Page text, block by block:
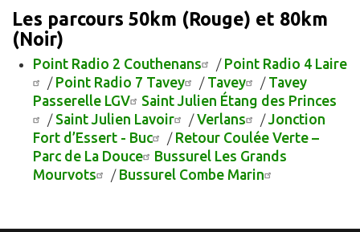
Les parcours 50km (Rouge) et 80km
(Noir)
Point Radio 2 Couthenans / Point Radio 4 Laire
/ Point Radio 7 Tavey / Tavey / Tavey
Passerelle LGV
Saint Julien Étang des Princes
/Saint Julien Lavoir /Verlans /Jonction
Fort d’Essert - Buc
/ Retour Coulée Verte –
Parc de La Douce
Bussurel Les Grands
Mourvots
/ Bussurel Combe Marin